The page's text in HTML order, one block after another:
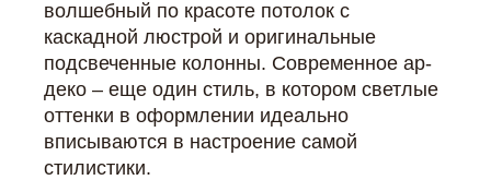
волшебный по красоте потолок с
каскадной люстрой и оригинальные
подсвеченные колонны. Современное ар-
деко – еще один стиль, в котором светлые
оттенки в оформлении идеально
вписываются в настроение самой
стилистики.